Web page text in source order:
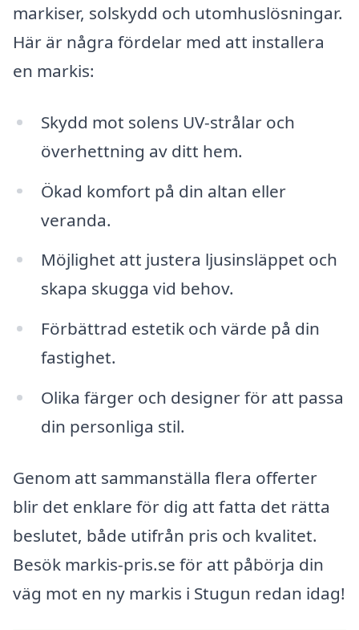
markiser, solskydd och utomhuslösningar.
Här är några fördelar med att installera
en markis:
Skydd mot solens UV-strålar och
överhettning av ditt hem.
Ökad komfort på din altan eller
veranda.
Möjlighet att justera ljusinsläppet och
skapa skugga vid behov.
Förbättrad estetik och värde på din
fastighet.
Olika färger och designer för att passa
din personliga stil.
Genom att sammanställa flera offerter
blir det enklare för dig att fatta det rätta
beslutet, både utifrån pris och kvalitet.
Besök markis-pris.se för att påbörja din
väg mot en ny markis i Stugun redan idag!